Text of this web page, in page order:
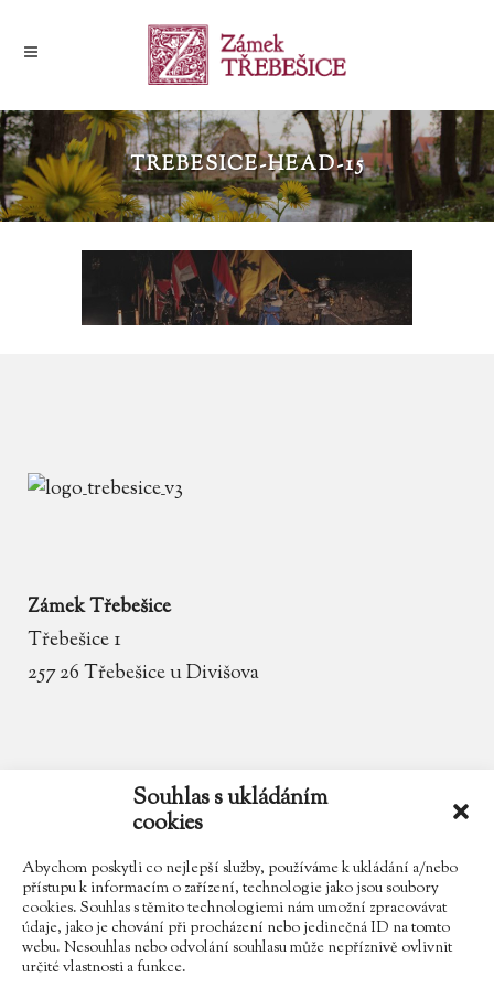
Souhlas s ukládáním
cookies
Abychom poskytli co nejlepší služby, používáme k ukládání a/nebo
přístupu k informacím o zařízení, technologie jako jsou soubory
cookies. Souhlas s těmito technologiemi nám umožní zpracovávat
údaje, jako je chování při procházení nebo jedinečná ID na tomto
webu. Nesouhlas nebo odvolání souhlasu může nepříznivě ovlivnit
určité vlastnosti a funkce.
TREBESICE-HEAD-15
Zámek Třebešice
Třebešice 1
257 26 Třebešice u Divišova
zamek.trebesice@volny.cz
602 354 467
Najdete nás na Facebooku
Sledujte náš Instagram